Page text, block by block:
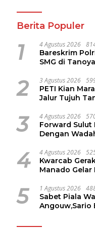
Berita Populer
1 4 Agustus 2026
Bareskrim
SMG di
2 3 Agustus 2026
PETI Kian
Jalur Tujuh
3 4 Agustus 2026
Forward Sulut
Dengan
4 4 Agustus 2026
Kwarcab
Manado
Pramuka
5 1 Agustus 2026
Sabet Piala
Angouw,Sario